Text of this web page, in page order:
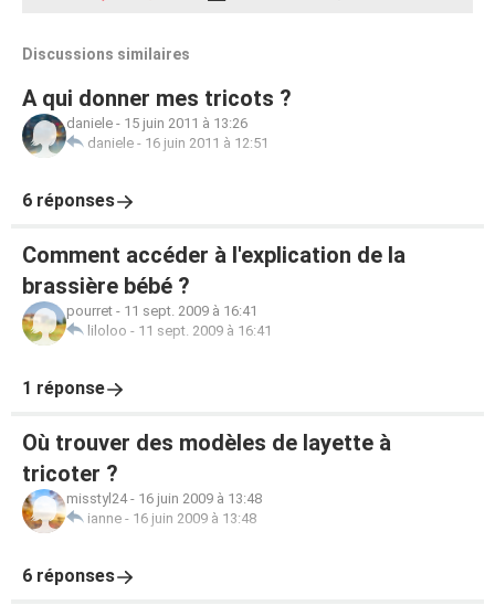
Discussions similaires
A qui donner mes tricots ?
daniele - 15 juin 2011 à 13:26
daniele - 16 juin 2011 à 12:51
6 réponses
Comment accéder à l'explication de la
brassière bébé ?
pourret - 11 sept. 2009 à 16:41
liloloo - 11 sept. 2009 à 16:41
1 réponse
Où trouver des modèles de layette à
tricoter ?
misstyl24- 16 juin 2009 à 13:48
ianne - 16 juin 2009 à 13:48
6 réponses